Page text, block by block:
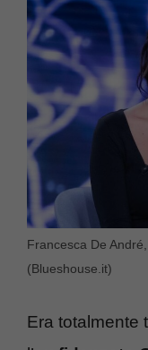
Francesca De
(Blueshouse.it)
Era totalmente